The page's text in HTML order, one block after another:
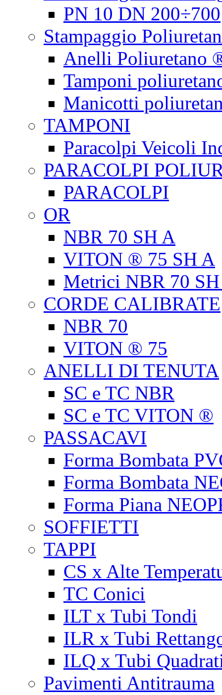
PN 10 DN 200÷700
Stampaggio
Anelli Poliuretano
Tamponi
Manicotti
TAMPONI
Paracolpi Veicoli
PARACOLPI
PARACOLPI
OR
NBR 70 SH A
VITON ® 75 SH A
Metrici NBR 70
CORDE CALIBRATE
NBR 70
VITON ® 75
ANELLI DI TENUTA
SC e TC NBR
SC e TC VITON ®
PASSACAVI
Forma Bombata
Forma Bombata
Forma Piana
SOFFIETTI
TAPPI
CS x Alte
TC Conici
ILT x Tubi Tondi
ILR x Tubi
ILQ x Tubi
Pavimenti Antitrauma